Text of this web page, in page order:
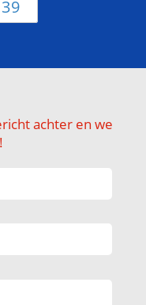
achter en we